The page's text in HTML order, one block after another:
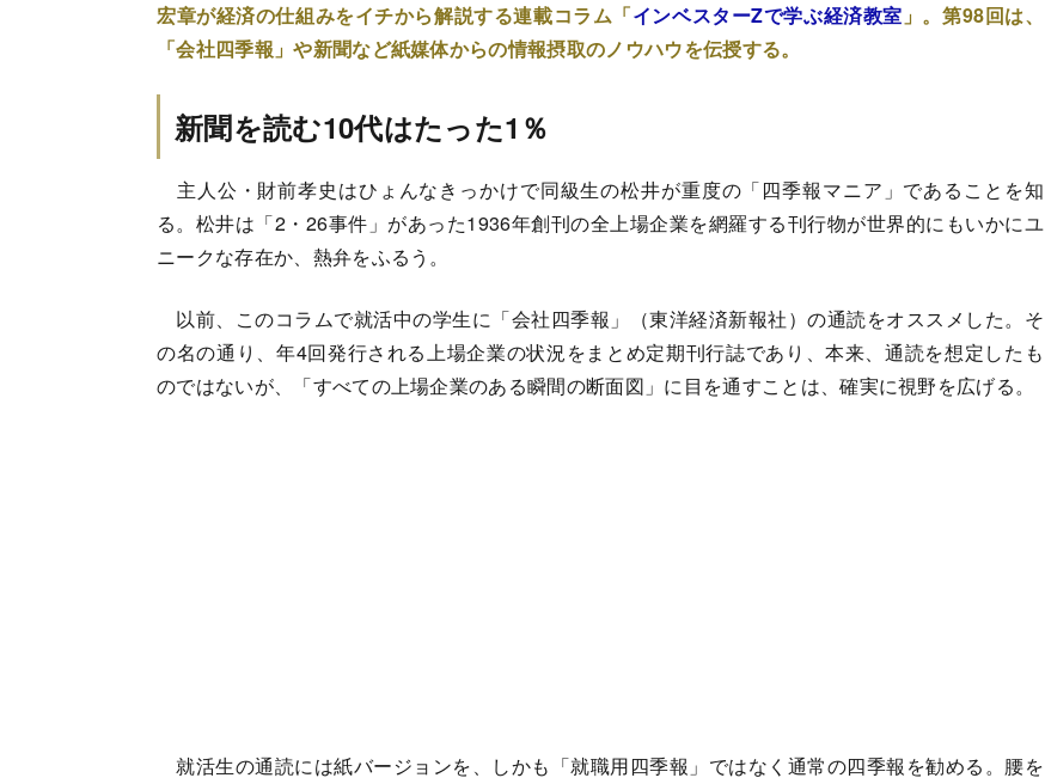
宏章が経済の仕組みをイチから解説する連載コラム「インベスターZで学ぶ経済教室 」。第98回は、
「会社四季報」や新聞など紙媒体からの情報摂取のノウハウを伝授する。
新聞を読む10代はたった1％
主人公・財前孝史はひょんなきっかけで同級生の松井が重度の「四季報マニア」であることを知
る。松井は「2・26事件」があった1936年創刊の全上場企業を網羅する刊行物が世界的にもいかにユ
ニークな存在か、熱弁をふるう。
以前、このコラムで就活中の学生に「会社四季報」（東洋経済新報社）の通読をオススメした。そ
の名の通り、年4回発行される上場企業の状況をまとめ定期刊行誌であり、本来、通読を想定したも
のではないが、「すべての上場企業のある瞬間の断面図」に目を通すことは、確実に視野を広げる。
就活生の通読には紙バージョンを、しかも「就職用四季報」ではなく通常の四季報を勧める。腰を